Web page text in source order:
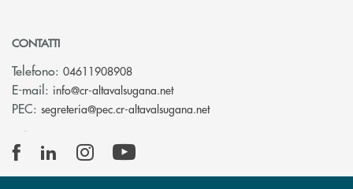
CONTATTI
Telefono: 04611908908
E-mail: info@cr-altavalsugana.net(si apre l’app di posta
PEC: segreteria@pec.cr-altavalsugana.net(si apre l’app di posta